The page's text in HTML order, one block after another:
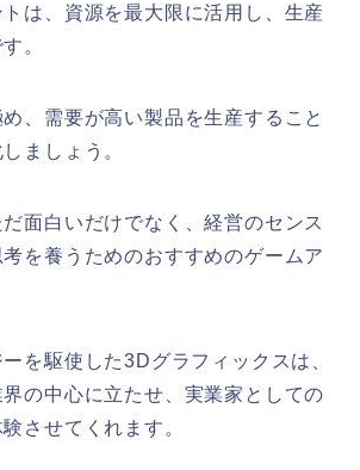
は、資源を最大限に活用し、生産
。
、需要が高い製品を生産すること
ましょう。
面白いだけでなく、経営のセンス
を養うためのおすすめのゲームア
を駆使した3Dグラフィックスは、
の中心に立たせ、実業家としての
させてくれます。